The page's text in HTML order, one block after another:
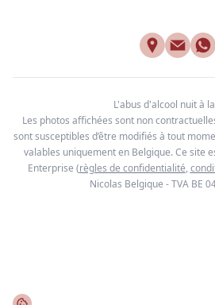
L'abus d'alcool nuit à
Les photos affichées sont non
sont susceptibles d’être modifiés à tout
valables uniquement en Belgique. Ce site
Enterprise (règles de confidentialité,
Nicolas Belgique - TVA BE